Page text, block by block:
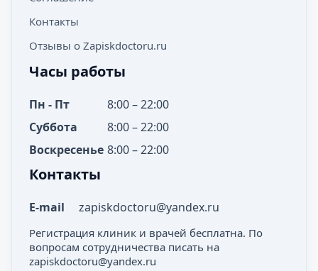
Контакты
Отзывы о Zapiskdoctoru.ru
Часы работы
Пн - Пт
8:00 – 22:00
Суббота
8:00 – 22:00
Воскресенье 8:00 – 22:00
Контакты
E-mail zapiskdoctoru@yandex.ru
Регистрация клиник и врачей бесплатна. По
вопросам сотрудничества писать на
zapiskdoctoru@yandex.ru